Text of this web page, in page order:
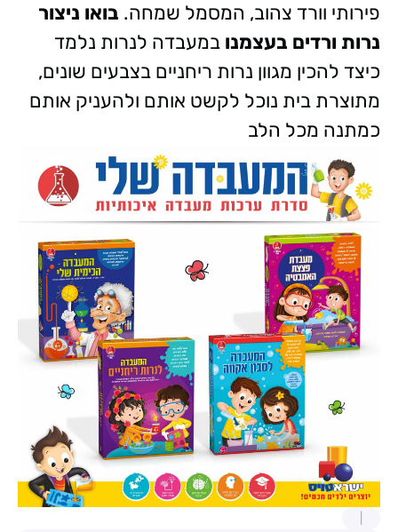
פירותי וורד צהוב, המסמל שמחה. בואו ניצור
נרות ורדים בעצמנו במעבדה לנרות נלמד
כיצד להכין מגוון נרות ריחניים בצבעים שונים,
מתוצרת בית נוכל לקשט אותם ולהעניק אותם
כמתנה מכל הלב